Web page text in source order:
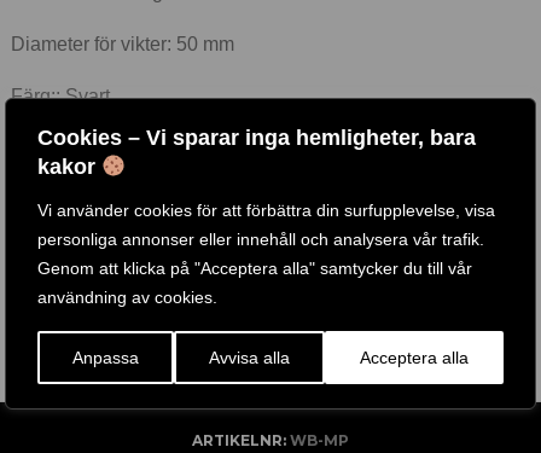
Cookies – Vi sparar inga hemligheter, bara
kakor
Vi använder cookies för att förbättra din surfupplevelse, visa
personliga annonser eller innehåll och analysera vår trafik.
Genom att klicka på "Acceptera alla" samtycker du till vår
användning av cookies.
Anpassa Avvisa alla Acceptera alla
Diameter för vikter: 50 mm
Färg:: Svart
Vikter ingår ej.
OBS! Vikter ingår ej, köpes till här
ARTIKELNR: WB-MP